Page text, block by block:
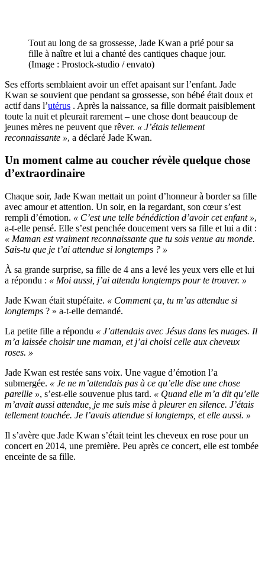
Tout au long de sa grossesse, Jade Kwan a prié pour sa
fille à naître et lui a chanté des cantiques chaque jour.
(Image : Prostock-studio / envato)
Ses efforts semblaient avoir un effet apaisant sur l’enfant. Jade
Kwan se souvient que pendant sa grossesse, son bébé était doux et
actif dans l’utérus . Après la naissance, sa fille dormait paisiblement
toute la nuit et pleurait rarement – ​​une chose dont beaucoup de
jeunes mères ne peuvent que rêver. « J’étais tellement
reconnaissante », a déclaré Jade Kwan.
Un moment calme au coucher révèle quelque chose
d’extraordinaire
Chaque soir, Jade Kwan mettait un point d’honneur à border sa fille
avec amour et attention. Un soir, en la regardant, son cœur s’est
rempli d’émotion. « C’est une telle bénédiction d’avoir cet enfant »,
a-t-elle pensé. Elle s’est penchée doucement vers sa fille et lui a dit :
« Maman est vraiment reconnaissante que tu sois venue au monde.
Sais-tu que je t’ai attendue si longtemps ? »
À sa grande surprise, sa fille de 4 ans a levé les yeux vers elle et lui
a répondu : « Moi aussi, j’ai attendu longtemps pour te trouver. »
Jade Kwan était stupéfaite. « Comment ça, tu m’as attendue si
longtemps ? » a-t-elle demandé.
La petite fille a répondu « J’attendais avec Jésus dans les nuages. Il
m’a laissée choisir une maman, et j’ai choisi celle aux cheveux
roses. »
Jade Kwan est restée sans voix. Une vague d’émotion l’a
submergée. « Je ne m’attendais pas à ce qu’elle dise une chose
pareille », s’est-elle souvenue plus tard. « Quand elle m’a dit qu’elle
m’avait aussi attendue, je me suis mise à pleurer en silence. J’étais
tellement touchée. Je l’avais attendue si longtemps, et elle aussi. »
Il s’avère que Jade Kwan s’était teint les cheveux en rose pour un
concert en 2014, une première. Peu après ce concert, elle est tombée
enceinte de sa fille.